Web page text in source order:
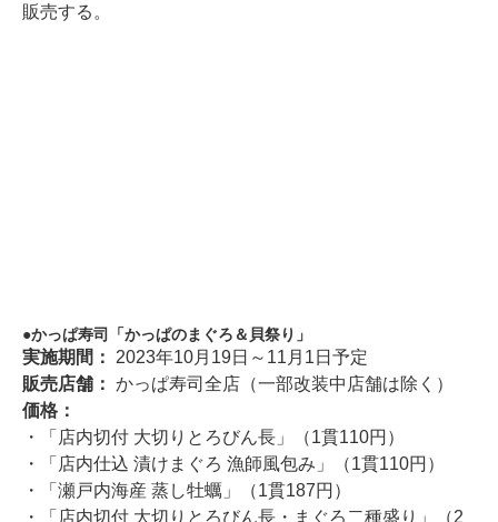
販売する。
かっぱ寿司「かっぱのまぐろ＆貝祭り」
実施期間： 2023年10月19日～11月1日予定
販売店舗： かっぱ寿司全店（一部改装中店舗は除く）
価格：
・「店内切付 大切りとろびん長」（1貫110円）
・「店内仕込 漬けまぐろ 漁師風包み」（1貫110円）
・「瀬戸内海産 蒸し牡蠣」（1貫187円）
・「店内切付 大切りとろびん長・まぐろ二種盛り」（2